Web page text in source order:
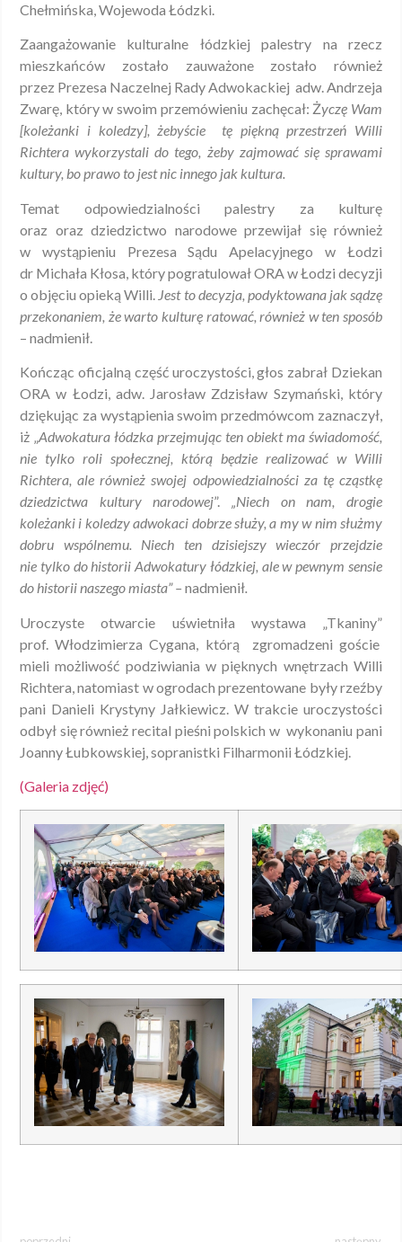
Chełmińska, Wojewoda Łódzki.
Zaangażowanie kulturalne łódzkiej palestry na rzecz
mieszkańców zostało zauważone zostało również
przez Prezesa Naczelnej Rady Adwokackiej adw. Andrzeja
Zwarę, który w swoim przemówieniu zachęcał: Życzę Wam
[koleżanki i koledzy], żebyście tę piękną przestrzeń Willi
Richtera wykorzystali do tego, żeby zajmować się sprawami
kultury, bo prawo to jest nic innego jak kultura.
Temat odpowiedzialności palestry za kulturę
oraz oraz dziedzictwo narodowe przewijał się również
w wystąpieniu Prezesa Sądu Apelacyjnego w Łodzi
dr Michała Kłosa, który pogratulował ORA w Łodzi decyzji
o objęciu opieką Willi. Jest to decyzja, podyktowana jak sądzę
przekonaniem, że warto kulturę ratować, również w ten sposób
– nadmienił.
Kończąc oficjalną część uroczystości, głos zabrał Dziekan
ORA w Łodzi, adw. Jarosław Zdzisław Szymański, który
dziękując za wystąpienia swoim przedmówcom zaznaczył,
iż „Adwokatura łódzka przejmując ten obiekt ma świadomość,
nie tylko roli społecznej, którą będzie realizować w Willi
Richtera, ale również swojej odpowiedzialności za tę cząstkę
dziedzictwa kultury narodowej”.„Niech on nam, drogie
koleżanki i koledzy adwokaci dobrze służy, a my w nim służmy
dobru wspólnemu. Niech ten dzisiejszy wieczór przejdzie
nie tylko do historii Adwokatury łódzkiej, ale w pewnym sensie
do historii naszego miasta” – nadmienił.
Uroczyste otwarcie uświetniła wystawa „Tkaniny”
prof. Włodzimierza Cygana, którą zgromadzeni goście
mieli możliwość podziwiania w pięknych wnętrzach Willi
Richtera, natomiast w ogrodach prezentowane były rzeźby
pani Danieli Krystyny Jałkiewicz. W trakcie uroczystości
odbył się również recital pieśni polskich w wykonaniu pani
Joanny Łubkowskiej, sopranistki Filharmonii Łódzkiej.
(Galeria zdjęć)